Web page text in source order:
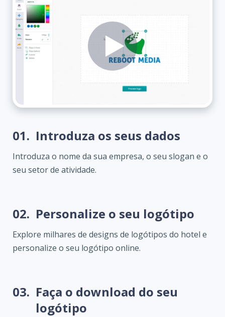
01. Introduza os seus dados
Introduza o nome da sua empresa, o seu slogan e o
seu setor de atividade.
02. Personalize o seu logótipo
Explore milhares de designs de logótipos do hotel e
personalize o seu logótipo online.
03. Faça o download do seu
logótipo